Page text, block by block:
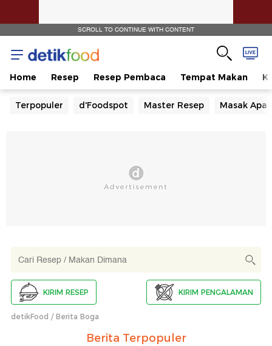
SCROLL TO CONTINUE WITH CONTENT
Home Resep Resep Pembaca Tempat Makan
Terpopuler d'Foodspot Master Resep Masak Apa
KIRIM RESEP KIRIM PENGALAMAN
detikFood Berita Boga
Berita Terpopuler